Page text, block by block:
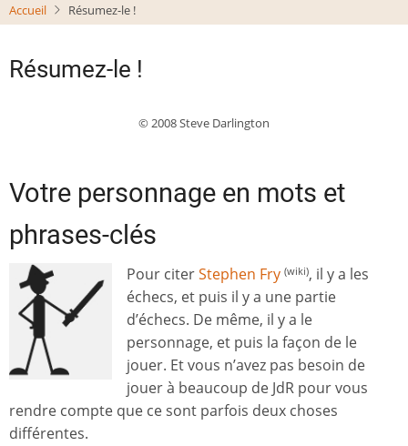
Accueil Résumez-le !
Résumez-le !
© 2008 Steve Darlington
Votre personnage en mots et
phrases-clés
Pour citerStephen Fry (wiki), il y a les
échecs, et puis il y a une partie
d’échecs. De même, il y a le
personnage, et puis la façon de le
jouer. Et vous n’avez pas besoin de
jouer à beaucoup de JdR pour vous
rendre compte que ce sont parfois deux choses
différentes.